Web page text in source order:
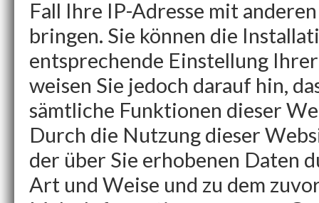
Fall Ihre IP-Adresse mit
bringen. Sie können die
entsprechende Einstellung
weisen Sie jedoch darauf hin,
sämtliche Funktionen dieser
Durch die Nutzung dieser
der über Sie erhobenen Daten
Art und Weise und zu dem